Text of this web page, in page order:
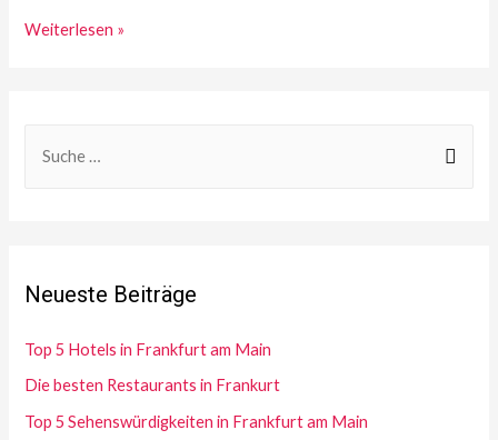
Frankfurt
Weiterlesen »
h
r
Neueste Beiträge
Top 5 Hotels in Frankfurt am Main
Die besten Restaurants in Frankurt
Top 5 Sehenswürdigkeiten in Frankfurt am Main